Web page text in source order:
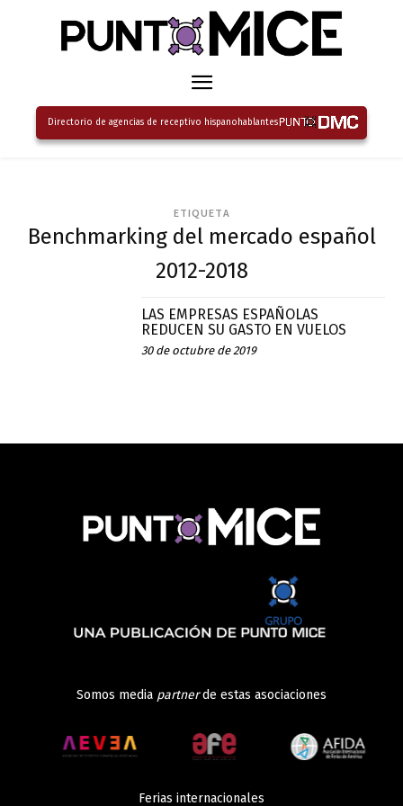
Directorio de agencias de receptivo hispanohablantes
ETIQUETA
Benchmarking del mercado español
2012-2018
LAS EMPRESAS ESPAÑOLAS
REDUCEN SU GASTO EN VUELOS
30 de octubre de 2019
Somos media partnerde estas asociaciones
Ferias internacionales